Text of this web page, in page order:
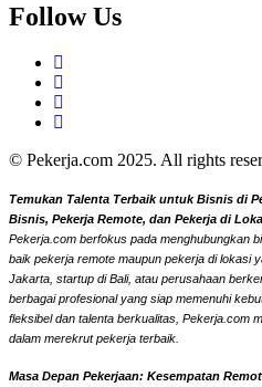
Follow Us
© Pekerja.com 2025. All rights
Temukan Talenta Terbaik untuk Bisnis di
Bisnis, Pekerja Remote, dan Pekerja di
Pekerja.com berfokus pada menghubungkan
baik pekerja remote maupun pekerja di lokasi
Jakarta, startup di Bali, atau perusahaan
berbagai profesional yang siap memenuhi
fleksibel dan talenta berkualitas, Pekerja.com
dalam merekrut pekerja terbaik.
Masa Depan Pekerjaan: Kesempatan